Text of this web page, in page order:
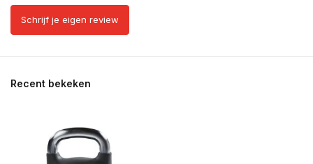
Schrijf je eigen review
Recent bekeken